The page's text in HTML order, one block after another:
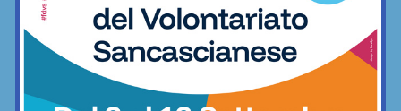
Calcio
subito i complimenti dell’Antella: “Un
prestigioso traguardo”
Poggibonsi al lavoro, tra conferme,
ritorni e volti nuovi